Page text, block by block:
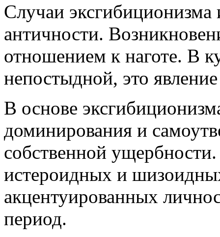
Случаи
античности.
отношением к наготе. В
непостыдной, это
В основе
доминирования и
собственной
истероидных и
акцентуированных
период.